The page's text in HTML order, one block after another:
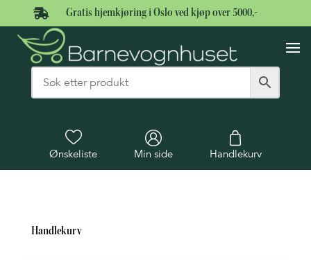
 Gratis hjemkjøring i Oslo ved kjøp over 5000,-
Ønskeliste Min side Handlekurv
Handlekurv